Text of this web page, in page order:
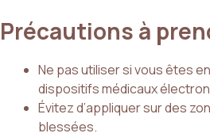
Précautions à
Ne pas utiliser si vous êtes
dispositifs médicaux
Évitez d’appliquer sur des
blessées.